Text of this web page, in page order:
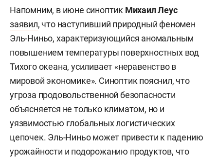
Напомним, в июне синоптик Михаил Леус
заявил, что наступивший природный феномен
Эль-Ниньо, характеризующийся аномальным
повышением температуры поверхностных вод
Тихого океана, усиливает «неравенство в
мировой экономике». Синоптик пояснил, что
угроза продовольственной безопасности
объясняется не только климатом, но и
уязвимостью глобальных логистических
цепочек. Эль-Ниньо может привести к падению
урожайности и подорожанию продуктов, что